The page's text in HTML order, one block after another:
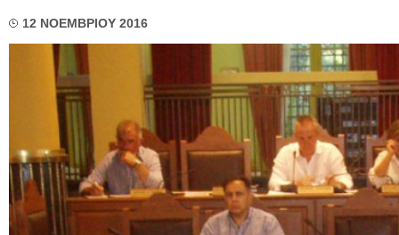
12 ΝΟΕΜΒΡΙΟΥ 2016